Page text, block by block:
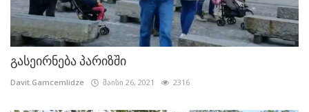
გასეირნება პარიზში
Davit.Gamcemlidze მაისი 26, 2021 2316